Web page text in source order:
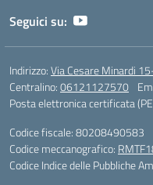
Seguici su:
Indirizzo:Via Cesare Minardi
Centralino:06121127570
Posta elettronica certificata
Codice fiscale: 80208490583
Codice meccanografico:
Codice Indice delle Pubbliche